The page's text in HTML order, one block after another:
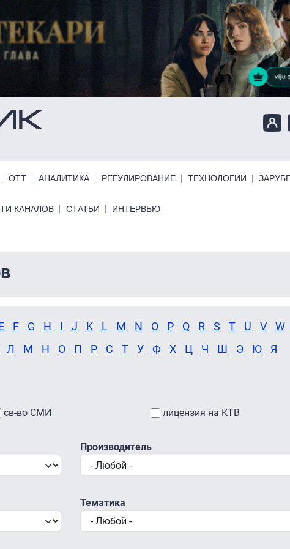
ОТТ АНАЛИТИКА РЕГУЛИРОВАНИЕ ТЕХНОЛОГИИ
КАНАЛОВ СТАТЬИ ИНТЕРВЬЮ
F G H I J K L M N O P Q R S T U V
W
Л М Н О П Р С Т У Ф Х Ц Ч Ш Э Ю
Я
св-во СМИ лицензия на КТВ
Производитель
Тематика